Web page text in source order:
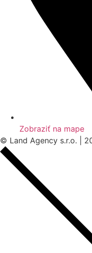
Zobraziť na mape
© Land Agency s.r.o. |